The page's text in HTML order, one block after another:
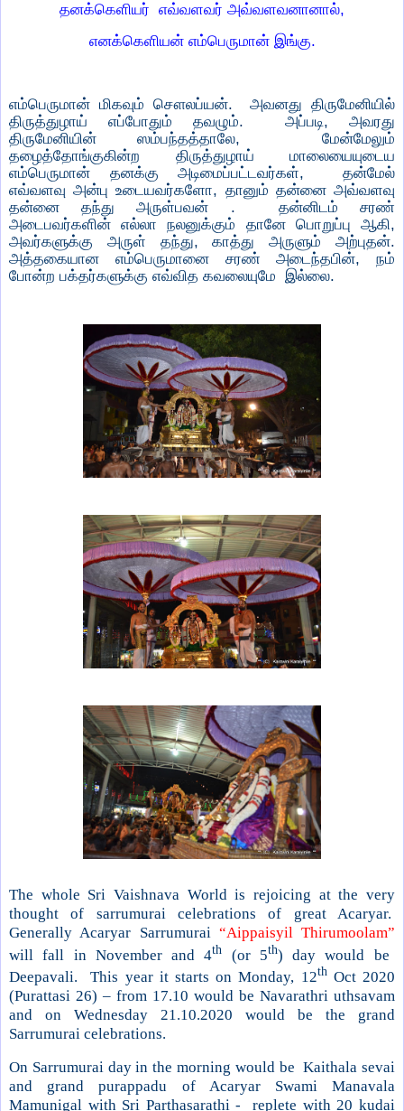
தனக்கெளியர் எவ்வளவர் அவ்வளவனானால்,
எனக்கெளியன் எம்பெருமான் இங்கு.
எம்பெருமான் மிகவும் சௌலப்யன். அவனது திருமேனியில்
திருத்துழாய் எப்போதும் தவழும். அப்படி, அவரது
திருமேனியின் ஸம்பந்தத்தாலே, மேன்மேலும்
தழைத்தோங்குகின்ற திருத்துழாய் மாலையையுடைய
எம்பெருமான் தனக்கு அடிமைப்பட்டவர்கள், தன்மேல்
எவ்வளவு அன்பு உடையவர்களோ, தானும் தன்னை அவ்வளவு
தன்னை தந்து அருள்பவன் . தன்னிடம் சரண்
அடைபவர்களின் எல்லா நலனுக்கும் தானே பொறுப்பு ஆகி,
அவர்களுக்கு அருள் தந்து, காத்து அருளும் அற்புதன்.
அத்தகையான எம்பெருமானை சரண் அடைந்தபின், நம்
போன்ற பக்தர்களுக்கு எவ்வித கவலையுமே இல்லை.
The whole Sri Vaishnava World is rejoicing at the very
thought of sarrumurai celebrations of great Acaryar.
Generally Acaryar Sarrumurai “Aippaisyil Thirumoolam”
will fall in November and 4th (or 5th) day would be
Deepavali. This year it starts on Monday, 12thOct 2020
(Purattasi 26) – from 17.10 would be Navarathri uthsavam
and on Wednesday 21.10.2020 would be the grand
Sarrumurai celebrations.
On Sarrumurai day in the morning would be Kaithala sevai
and grand purappadu of Acaryar Swami Manavala
Mamunigal with Sri Parthasarathi - replete with 20 kudai